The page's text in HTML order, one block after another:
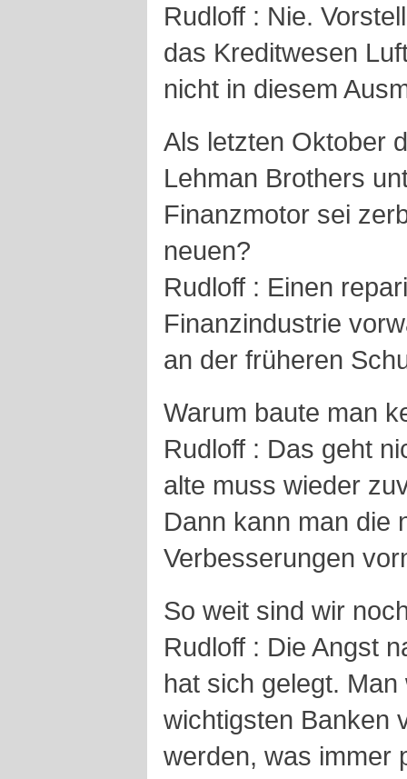
Rudloff : Nie.
das Kreditwesen
nicht in diesem
Als letzten Oktober
Lehman Brothers
Finanzmotor sei
neuen?
Rudloff : Einen
Finanzindustrie
an der früheren
Warum baute man
Rudloff : Das geht
alte muss wieder
Dann kann man die
Verbesserungen
So weit sind wir
Rudloff : Die Angst
hat sich gelegt.
wichtigsten Banken
werden, was immer